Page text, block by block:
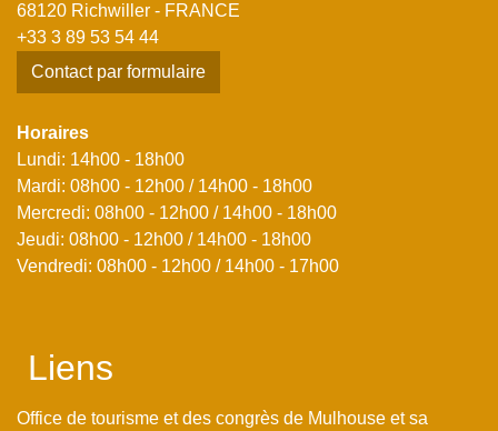
68120 Richwiller - FRANCE
+33 3 89 53 54 44
Contact par formulaire
Horaires
Lundi: 14h00 - 18h00
Mardi: 08h00 - 12h00 / 14h00 - 18h00
Mercredi: 08h00 - 12h00 / 14h00 - 18h00
Jeudi: 08h00 - 12h00 / 14h00 - 18h00
Vendredi: 08h00 - 12h00 / 14h00 - 17h00
Liens
Office de tourisme et des congrès de Mulhouse et sa